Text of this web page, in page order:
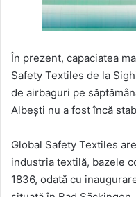
În prezent, capaciatea
Safety Textiles de la
de airbaguri pe
Albești nu a fost încă
Global Safety Textiles
industria textilă, bazele
1836, odată cu